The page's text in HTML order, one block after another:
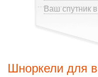
Ваш спутник
Шноркели для